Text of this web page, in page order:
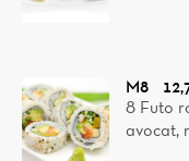
M8
8 Futo
avocat,